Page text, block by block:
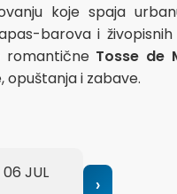
koje spaja
barova i
romantične Tosse de
opuštanja i zabave.
06 JUL
›